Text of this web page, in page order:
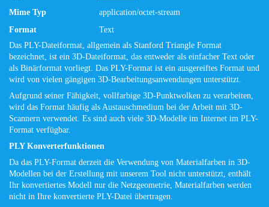
Mime Typ
application/octet-stream
Format
Text
Das PLY-Dateiformat, allgemein als Stanford Triangle Format
bezeichnet, ist ein 3D-Dateiformat, das entweder als einfacher Text oder
als Binärformat vorliegt. Das PLY-Format ist ein ausgereiftes Format und
wird von vielen gängigen 3D-Bearbeitungsanwendungen unterstützt.
Aufgrund seiner Fähigkeit, vollfarbige 3D-Punktwolken zu verarbeiten,
wird das Format häufig als Austauschmedium bei der Arbeit mit 3D-
Scannern verwendet. Es sind auch viele 3D-Modelle im Internet im PLY-
Format verfügbar.
PLY Konverterfunktionen
Da das PLY-Format derzeit die Verwendung von Materialfarben in 3D-
Modellen bei der Erstellung mit unserem Tool nicht unterstützt, enthält
Ihr konvertiertes Modell nur die Netzgeometrie, Materialfarben werden
nicht in Ihre konvertierte PLY-Datei übertragen.